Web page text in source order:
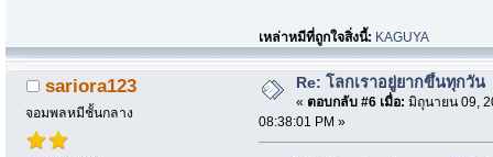
เหล่าหมีที่ถูกใจสิ่งนี้: KAGUYA
sariora123
จอมพลหมีชั้นกลาง
Re: โลกเราอยู่ยากขึ้นทุกวัน
« ตอบกลับ #6 เมื่อ: มิถุนายน 09,
08:38:01 PM »